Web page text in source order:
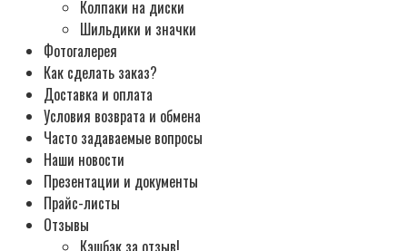
Колпаки на диски
Шильдики и значки
Фотогалерея
Как сделать заказ?
Доставка и оплата
Условия возврата и обмена
Часто задаваемые вопросы
Наши новости
Презентации и документы
Прайс-листы
Отзывы